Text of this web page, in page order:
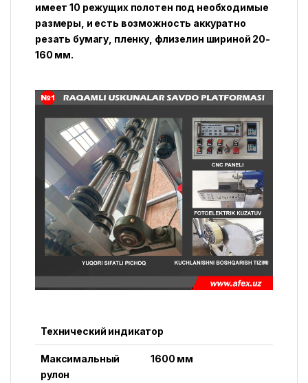
имеет 10 режущих полотен под необходимые
размеры, и есть возможность аккуратно
резать бумагу, пленку, флизелин шириной 20-
160 мм.
Технический индикатор
Максимальный
рулон
1600 мм